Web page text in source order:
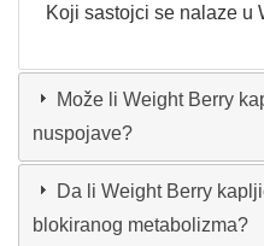
Koji sastojci se nalaze u
Može li Weight Berry
nuspojave?
Da li Weight Berry
blokiranog metabolizma?